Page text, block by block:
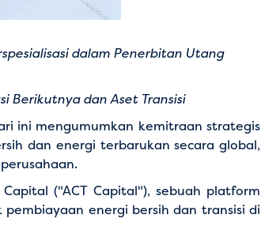
dalam Penerbitan Utang
dan Aset Transisi
ini mengumumkan kemitraan strategis
dan energi terbarukan secara global,
("ACT Capital"), sebuah platform
energi bersih dan transisi di